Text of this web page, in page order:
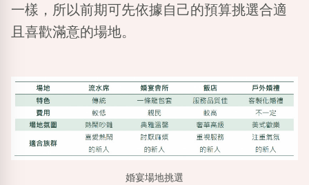
一樣，所以前期可先依據自己的預算挑選合適
且喜歡滿意的場地。
婚宴場地挑選